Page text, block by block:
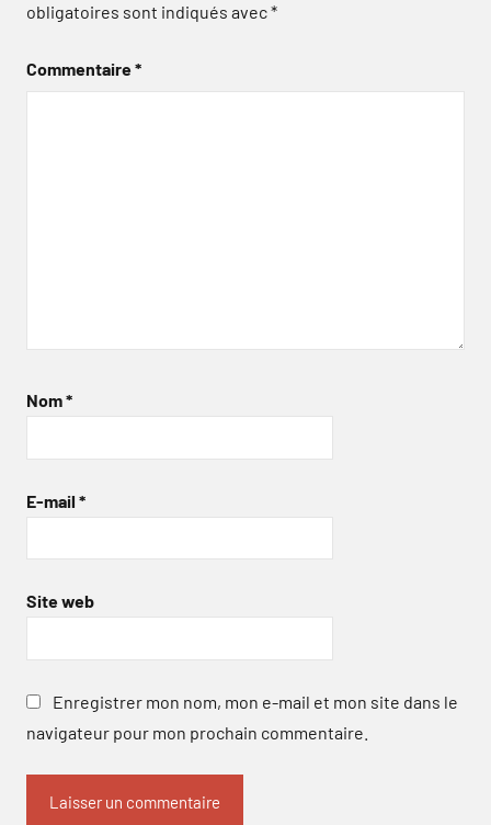
obligatoires sont indiqués avec*
Commentaire*
Nom*
E-mail *
Site web
Enregistrer mon nom, mon e-mail et mon site dans le
navigateur pour mon prochain commentaire.